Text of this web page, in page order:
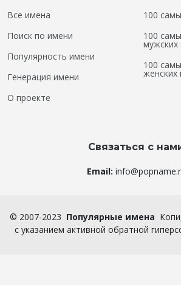
Все имена
Поиск по имени
Популярность имени
Генерация имени
О проекте
100
100
мужских
100
женских
Связаться с
Email:
© 2007-2023 Популярные имена
с указанием активной обратной